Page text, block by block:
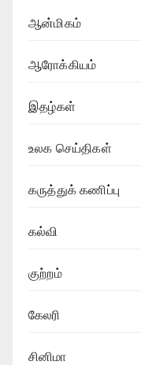
ஆன்மிகம்
ஆரோக்கியம்
இதழ்கள்
உலக செய்திகள்
கருத்துக் கணிப்பு
கல்வி
குற்றம்
கேலரி
சினிமா